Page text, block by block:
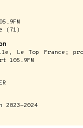
(71)
Le Top France;
105.9FM
2023-2024